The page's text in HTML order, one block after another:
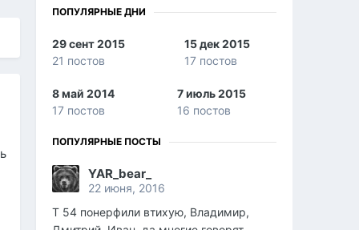
ПОПУЛЯРНЫЕ ДНИ
29 сент 2015
21 постов
15 дек 2015
17 постов
8 май 2014
17 постов
7 июль 2015
16 постов
ПОПУЛЯРНЫЕ ПОСТЫ
YAR_bear_
22 июня, 2016
Т 54 понерфили втихую, Владимир,